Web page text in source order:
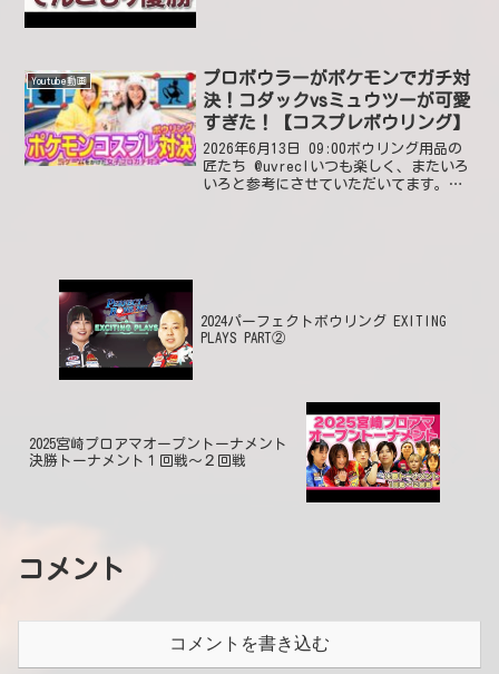
Youtube動画
プロボウラーがポケモンでガチ対
決！コダックvsミュウツーが可愛
すぎた！【コスプレボウリング】
2026年6月13日 09:00ボウリング用品の
匠たち @uvreclいつも楽しく、またいろ
いろと参考にさせていただいてます。今
2024パーフェクトボウリング EXITING
PLAYS PART②
2025宮崎プロアマオープントーナメント
決勝トーナメント１回戦～２回戦
コメント
コメントを書き込む